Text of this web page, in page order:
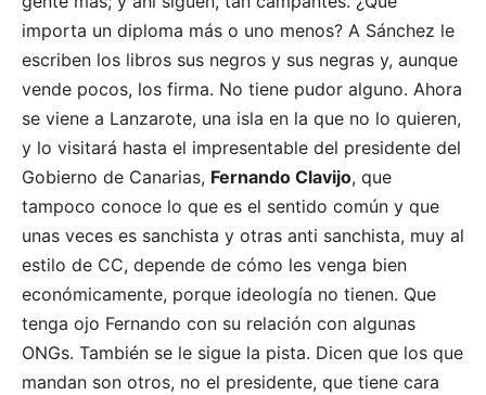
importa un diploma más o uno menos? A Sánchez le
escriben los libros sus negros y sus negras y, aunque
vende pocos, los firma. No tiene pudor alguno. Ahora
se viene a Lanzarote, una isla en la que no lo quieren,
y lo visitará hasta el impresentable del presidente del
Gobierno de Canarias, Fernando Clavijo, que
tampoco conoce lo que es el sentido común y que
unas veces es sanchista y otras anti sanchista, muy al
estilo de CC, depende de cómo les venga bien
económicamente, porque ideología no tienen. Que
tenga ojo Fernando con su relación con algunas
ONGs. También se le sigue la pista. Dicen que los que
mandan son otros, no el presidente, que tiene cara